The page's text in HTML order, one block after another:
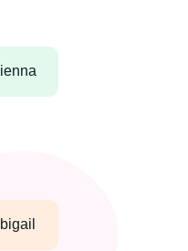
sienna
abigail